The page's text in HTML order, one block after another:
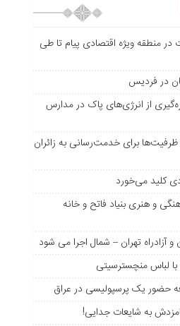
منطقه ویژه اقتصادی پیام تا طی
در فردیس
از انرژی‌های پاک در مدارس
برای خدمت‌رسانی به زائران
کلید می‌خورد
و هنری بنیاد فاتح و خانه
آزادراه تهران – شمال اجرا می شود
لباس منچسترسیتی
حضور یک پرسپولیسی در عراق
به شایعات جدایی!